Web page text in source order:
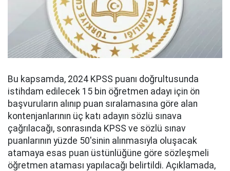
Bu kapsamda, 2024 KPSS puanı doğrultusunda
istihdam edilecek 15 bin öğretmen adayı için ön
başvuruların alınıp puan sıralamasına göre alan
kontenjanlarının üç katı adayın sözlü sınava
çağrılacağı, sonrasında KPSS ve sözlü sınav
puanlarının yüzde 50'sinin alınmasıyla oluşacak
atamaya esas puan üstünlüğüne göre sözleşmeli
öğretmen ataması yapılacağı belirtildi. Açıklamada,